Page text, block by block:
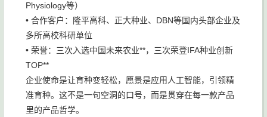
Physiology等）
• 合作客户：隆平高科、正大种业、DBN等国内头部企业及
多所高校科研单位
• 荣誉：三次入选中国未来农业**，三次荣登IFA种业创新
TOP**
企业使命是让育种变轻松，愿景是应用人工智能，引领精
准育种。这不是一句空洞的口号，而是贯穿在每一款产品
里的产品哲学。